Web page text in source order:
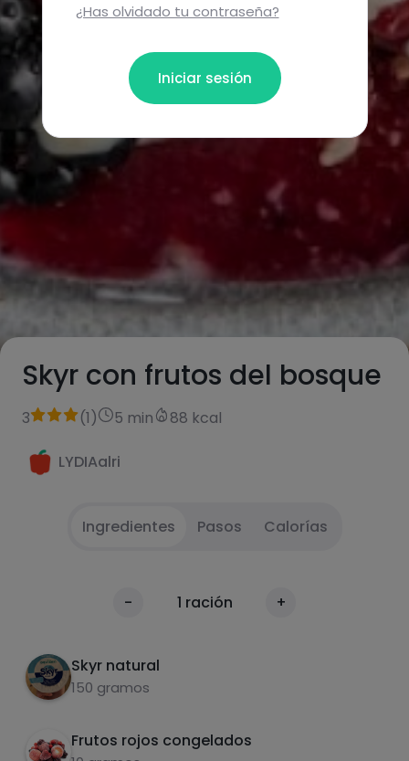
Skyr con frutos del bosque
3 (1) 5 min 88 kcal
LYDIAalri
Ingredientes Pasos Calorías
- 1 ración +
Skyr natural
150 gramos
Frutos rojos congelados
Poner en un bol el yogur y endulzar al gusto
¿Has olvidado tu contraseña?
Iniciar sesión